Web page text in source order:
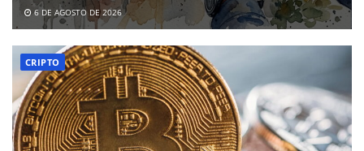
6 DE AGOSTO DE 2026
CRIPTO